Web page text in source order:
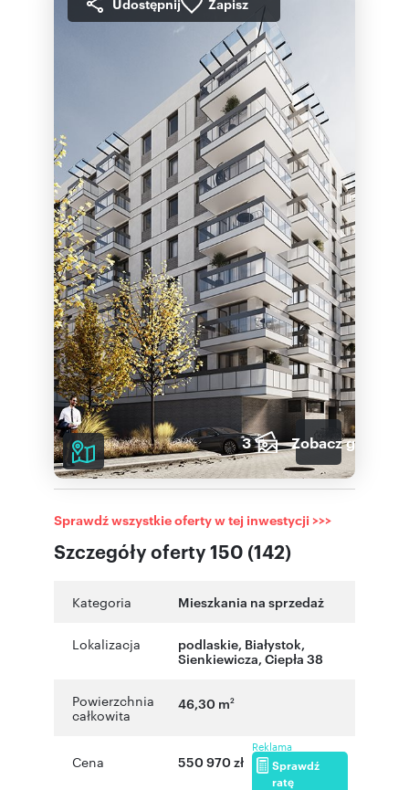
3 Zobacz galerię
Szczegóły oferty 150 (142)
Sprawdź wszystkie oferty w tej inwestycji >>>
Kategoria Mieszkania na sprzedaż
Lokalizacja podlaskie, Białystok,
Sienkiewicza, Ciepła 38
Powierzchnia
całkowita
46,30 m2
Cena 550 970 zł
Reklama
Sprawdź
ratę